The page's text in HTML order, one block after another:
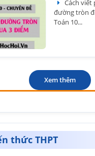
Cách
đường tròn
Toán 10...
Xem thêm
thức THPT